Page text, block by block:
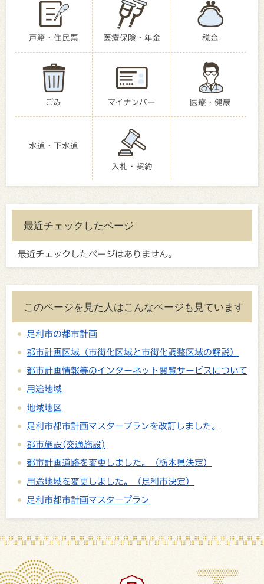
戸籍・住民票 医療保険・年金 税金
ごみ マイナンバー 医療・健康
水道・下水道
入札・契約
最近チェックしたページ
最近チェックしたページはありません。
このページを見た人はこんなページも見ています
足利市の都市計画
都市計画区域（市街化区域と市街化調整区域の解説）
都市計画情報等のインターネット閲覧サービスについて
用途地域
地域地区
足利市都市計画マスタープランを改訂しました。
都市施設(交通施設)
都市計画道路を変更しました。（栃木県決定）
用途地域を変更しました。（足利市決定）
足利市都市計画マスタープラン